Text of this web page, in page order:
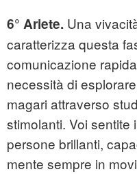
6° Ariete. Una
caratterizza questa
comunicazione
necessità di
magari attraverso
stimolanti. Voi
persone brillanti,
mente sempre in